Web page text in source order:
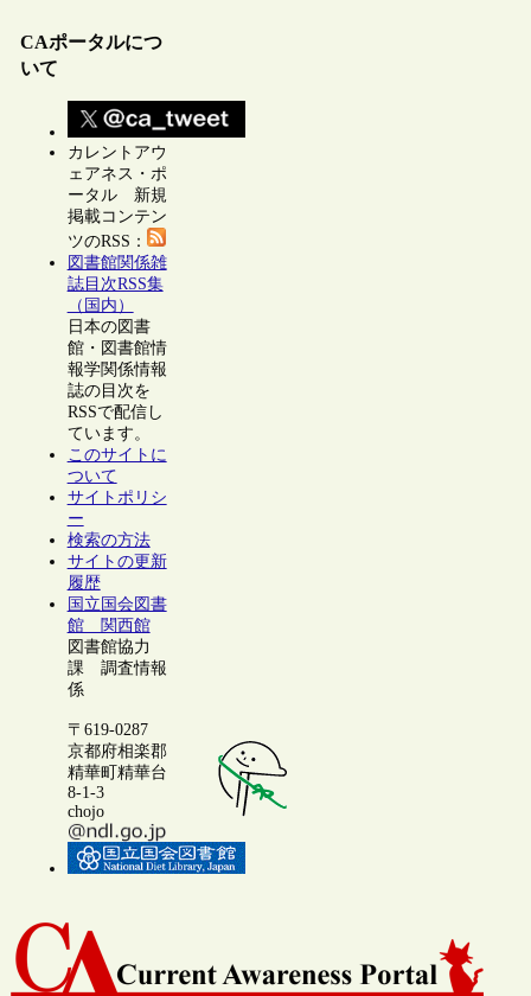
CAポータルにつ
いて
カレントアウ
ェアネス・ポ
ータル 新規
掲載コンテン
ツのRSS：
図書館関係雑
誌目次RSS集
（国内）
日本の図書
館・図書館情
報学関係情報
誌の目次を
RSSで配信し
ています。
このサイトに
ついて
サイトポリシ
ー
検索の方法
サイトの更新
履歴
国立国会図書
館 関西館
図書館協力
課 調査情報
係
〒619-0287
京都府相楽郡
精華町精華台
8-1-3
chojo